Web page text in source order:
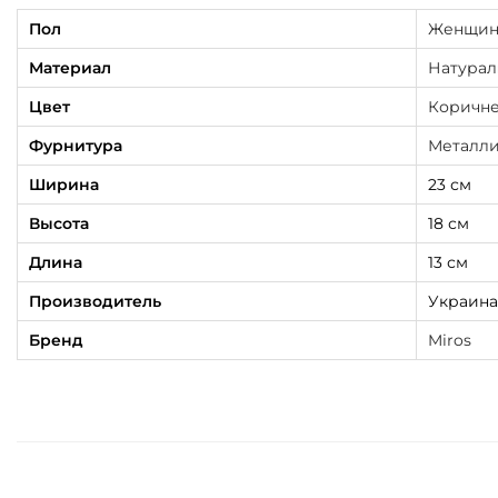
Пол
Материал
Цвет
Фурнитура
Ширина
23 см
Высота
18 см
Длина
13 см
Производитель
Украина
Бренд
Miros